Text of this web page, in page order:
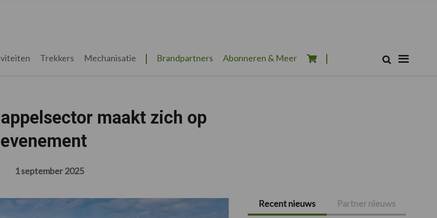
Trekkers Mechanisatie Brandpartners Abonneren & Meer Zoek
maakt zich op
1 september 2025
Primaire
Recent nieuws Partner nieuws